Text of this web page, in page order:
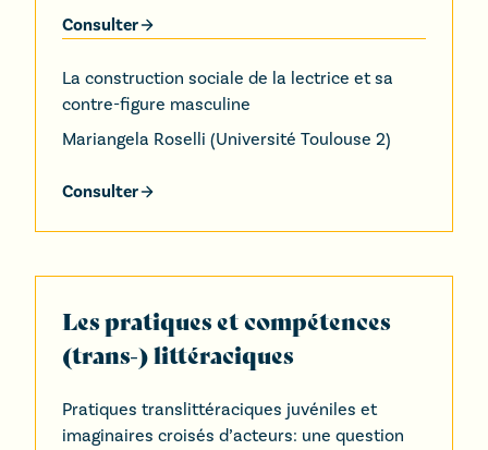
Consulter
La construction sociale de la lectrice et sa
contre-figure masculine
Mariangela Roselli (Université Toulouse 2)
Consulter
Les pratiques et compétences
(trans-) littéraciques
Pratiques translittéraciques juvéniles et
imaginaires croisés d’acteurs: une question